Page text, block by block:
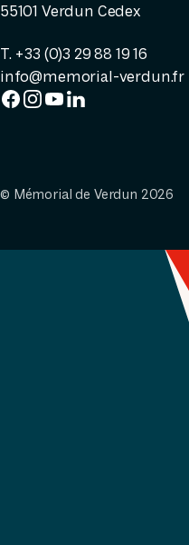
55101 Verdun Cedex
T. +33 (0)3 29 88 19 16
info@memorial-verdun.fr
© Mémorial de Verdun 2026